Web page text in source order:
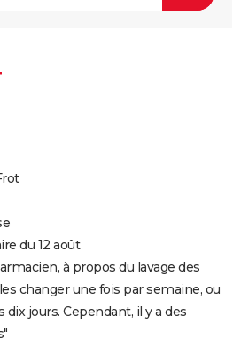
du 12 août
à propos du lavage des
changer une fois par semaine, ou
jours. Cependant, il y a des